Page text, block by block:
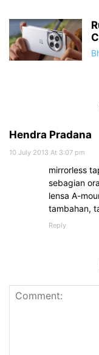
Hendra Pradana
10 July 2013 At 3:07 pm
mirrorless
sebagian
lensa A-
tambahan,
Reply